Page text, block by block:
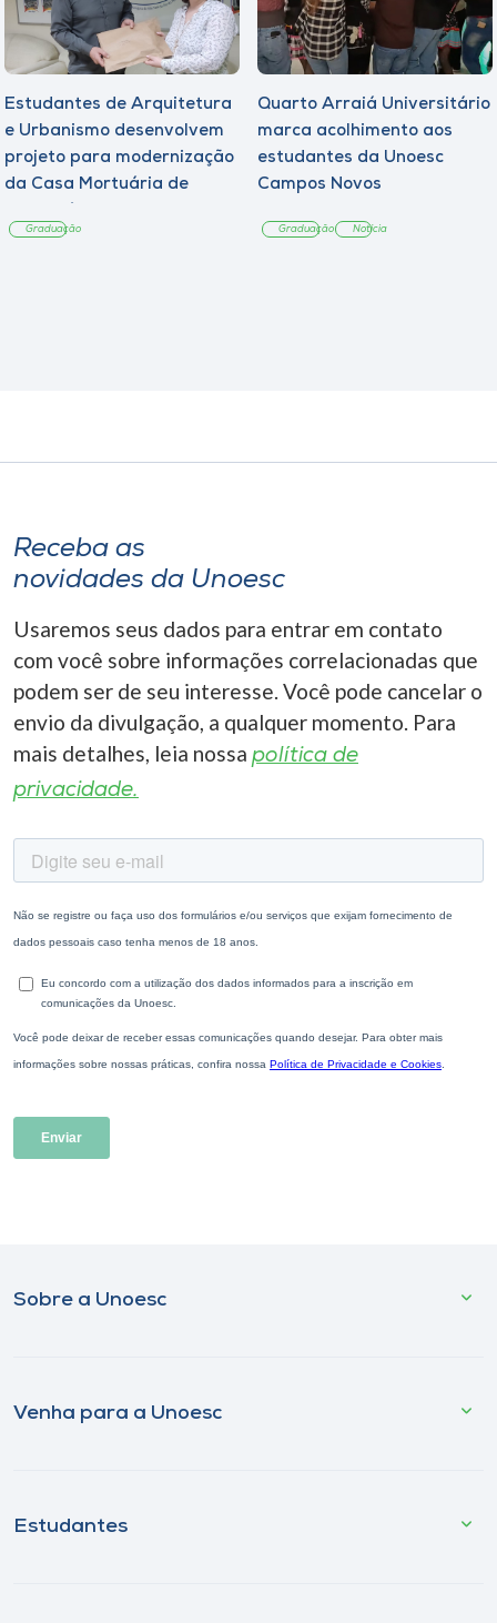
Estudantes de Arquitetura
e Urbanismo desenvolvem
projeto para modernização
da Casa Mortuária de
Graduação
Quarto Arraiá Universitário
marca acolhimento aos
estudantes da Unoesc
Campos Novos
Graduação Notícia
Receba as
novidades da Unoesc
Usaremos seus dados para entrar em contato
com você sobre informações correlacionadas que
podem ser de seu interesse. Você pode cancelar o
envio da divulgação, a qualquer momento. Para
mais detalhes, leia nossa política de
privacidade.
Sobre a Unoesc
Venha para a Unoesc
Estudantes